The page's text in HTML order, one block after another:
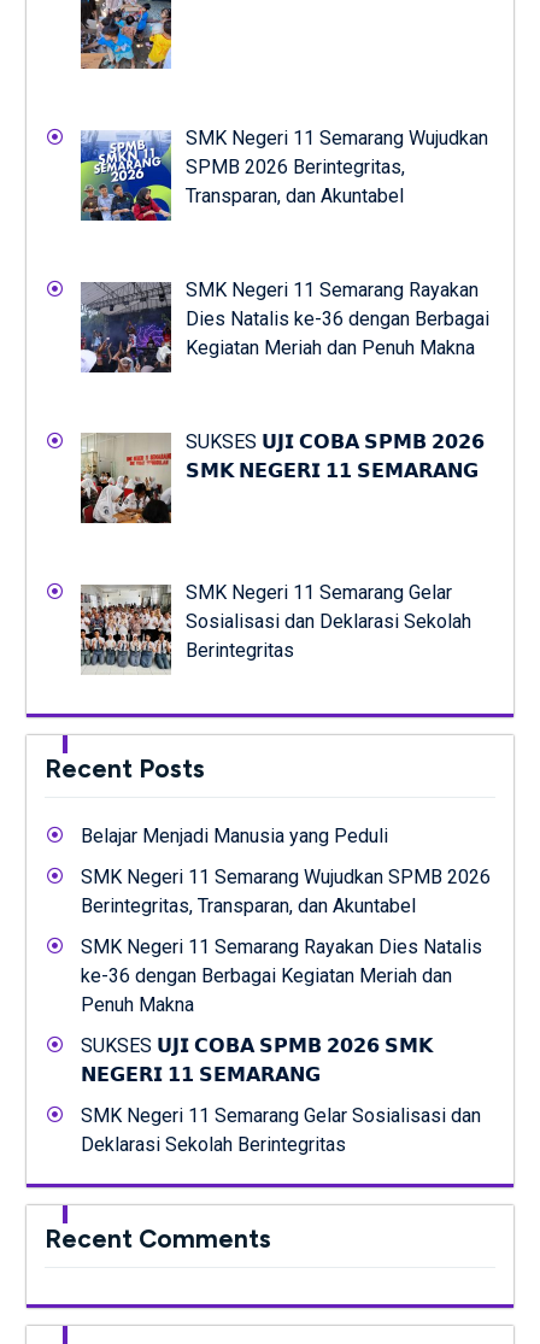
SMK Negeri 11 Semarang Wujudkan
SPMB 2026 Berintegritas,
Transparan, dan Akuntabel
SMK Negeri 11 Semarang Rayakan
Dies Natalis ke-36 dengan Berbagai
Kegiatan Meriah dan Penuh Makna
SUKSES 𝗨𝗝𝗜 𝗖𝗢𝗕𝗔 𝗦𝗣𝗠𝗕 𝟮𝟬𝟮𝟲
𝗦𝗠𝗞 𝗡𝗘𝗚𝗘𝗥𝗜 𝟭𝟭 𝗦𝗘𝗠𝗔𝗥𝗔𝗡𝗚
SMK Negeri 11 Semarang Gelar
Sosialisasi dan Deklarasi Sekolah
Berintegritas
Recent Posts
Belajar Menjadi Manusia yang Peduli
SMK Negeri 11 Semarang Wujudkan SPMB 2026
Berintegritas, Transparan, dan Akuntabel
SMK Negeri 11 Semarang Rayakan Dies Natalis
ke-36 dengan Berbagai Kegiatan Meriah dan
Penuh Makna
SUKSES 𝗨𝗝𝗜 𝗖𝗢𝗕𝗔 𝗦𝗣𝗠𝗕 𝟮𝟬𝟮𝟲 𝗦𝗠𝗞
𝗡𝗘𝗚𝗘𝗥𝗜 𝟭𝟭 𝗦𝗘𝗠𝗔𝗥𝗔𝗡𝗚
SMK Negeri 11 Semarang Gelar Sosialisasi dan
Deklarasi Sekolah Berintegritas
Recent Comments